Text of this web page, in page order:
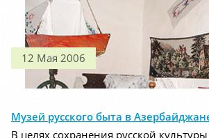
12 Мая 2006
Музей русского быта в
В целях сохранения русской